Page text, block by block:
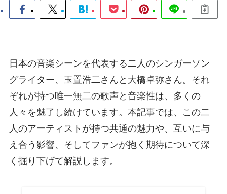
日本の音楽シーンを代表する二人のシンガーソン
グライター、玉置浩二さんと大橋卓弥さん。それ
ぞれが持つ唯一無二の歌声と音楽性は、多くの
人々を魅了し続けています。本記事では、この二
人のアーティストが持つ共通の魅力や、互いに与
え合う影響、そしてファンが抱く期待について深
く掘り下げて解説します。